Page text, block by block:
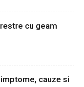
cu geam
cauze si